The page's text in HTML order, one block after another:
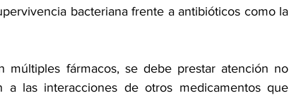
bacteriana frente a antibióticos como la
múltiples fármacos, se debe prestar atención no
las interacciones de otros medicamentos que